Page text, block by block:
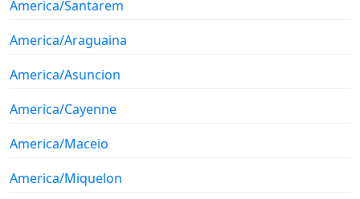
America/Santarem
America/Araguaina
America/Asuncion
America/Cayenne
America/Maceio
America/Miquelon